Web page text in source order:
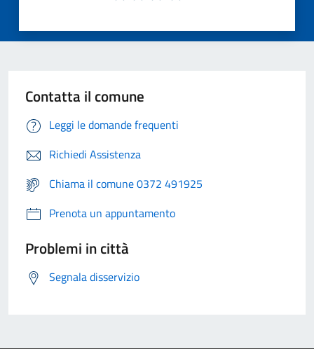
Contatta il comune
Leggi le domande frequenti
Richiedi Assistenza
Chiama il comune 0372 491925
Prenota un appuntamento
Problemi in città
Segnala disservizio